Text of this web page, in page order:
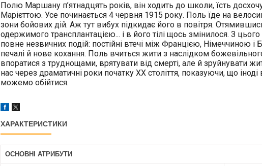
Полю Маршану п’ятнадцять років, він ходить до школи, їсть
Марієттою. Усе починається 4 червня 1915 року. Поль їде на
зони бойових дій. Аж тут вибух підкидає його в повітря.
одержимого трансплантацією... і в його тілі щось змінилося. З
повне незвичних подій: постійні втечі між Францією, Німеччиною і
печалі й нове кохання. Поль вчиться жити з наслідком
впоратися з труднощами, врятувати від смерті, але й зруйнувати
нас через драматичні роки початку ХХ століття, показуючи, що
можемо обійтися.
ХАРАКТЕРИСТИКИ
ОСНОВНІ АТРИБУТИ